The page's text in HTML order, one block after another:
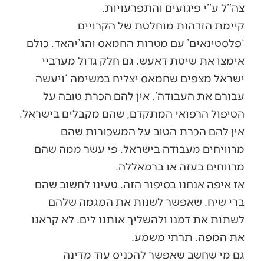
צה’’ל ע’’י פיגועים והתפרעויות.
קיימת הזדהות מוחלטת של הקרויים
‘פלסטינאים’ עם מטרות החמאס והג’יהאד. כולם
אימצו את שיטת דאעש. גם חלק גדול מערביי
ישראל מצפים שחמאס יצליח במשימה ‘ויעשה
עבורם את העבודה’. אין להם הכרת טובה על
הטיפול הרפואי המתקדם, שהם מקבלים בישראל.
אין להם הכרת הטוב על המשכורות שהם
מרוויחים מעבודה בישראל. פי עשר ממה שהם
מרווחים בעזה או ברמאללה.
אז איפה אנחנו בסיפור הזה. טעינו לחשוב שהם
ברי שיח. שאפשר לשנות את המגמה שלהם
לשתות את דמנו ולהשליך אותנו לים. לא קראנו
את המפה. תרתי משמע.
גם מי שחשב שאפשר להכניס עוד מדינה